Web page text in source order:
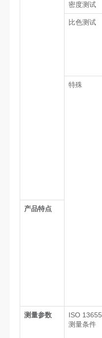
密度测试
比色测试
特殊
产品特点
测量参数
ISO 13655
测量条件